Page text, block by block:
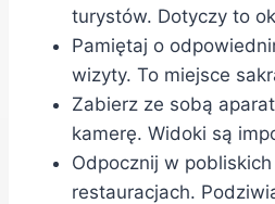
turystów. Dotyczy to
Pamiętaj o
wizyty. To miejsce
Zabierz ze sobą
kamerę. Widoki są
Odpocznij w
restauracjach.